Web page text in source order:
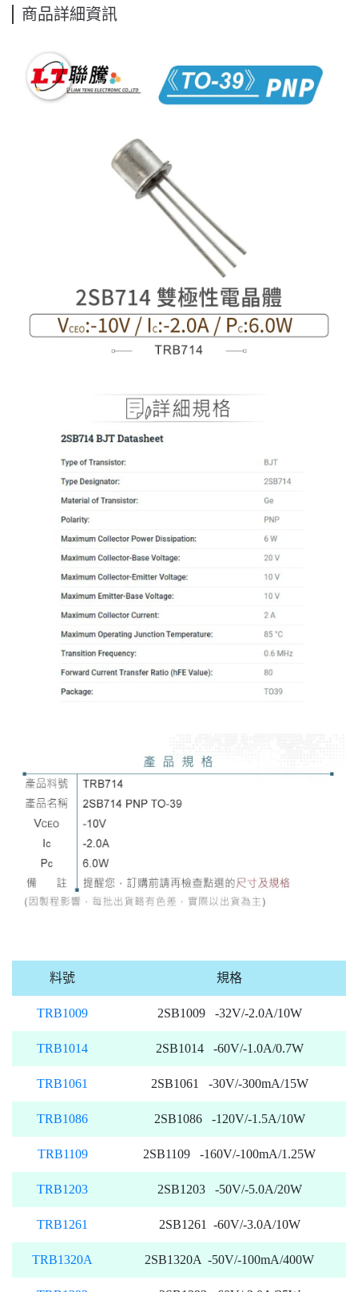
商品詳細資訊
料號 規格
TRB1009 2SB1009 -32V/-2.0A/10W
TRB1014 2SB1014 -60V/-1.0A/0.7W
TRB1061 2SB1061 -30V/-300mA/15W
TRB1086 2SB1086 -120V/-1.5A/10W
TRB1109 2SB1109 -160V/-100mA/1.25W
TRB1203 2SB1203 -50V/-5.0A/20W
TRB1261 2SB1261 -60V/-3.0A/10W
TRB1320A 2SB1320A -50V/-100mA/400W